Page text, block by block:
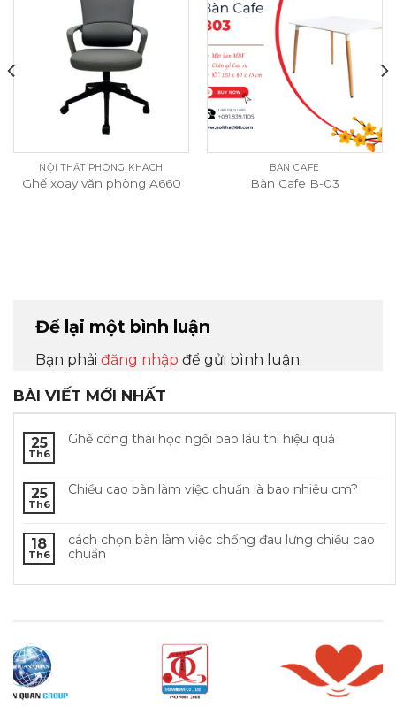
BÀI VIẾT MỚI NHẤT
25
Th6
Ghế công thái học ngồi bao lâu thì hiệu quả
25
Th6
Chiều cao bàn làm việc chuẩn là bao nhiêu cm?
18
Th6
cách chọn bàn làm việc chống đau lưng chiều cao
chuẩn
NỘI THẤT PHÒNG KHÁCH
Ghế xoay văn phòng A660
BÀN CAFE
Bàn Cafe B-03
Để lại một bình luận
Bạn phải đăng nhập để gửi bình luận.